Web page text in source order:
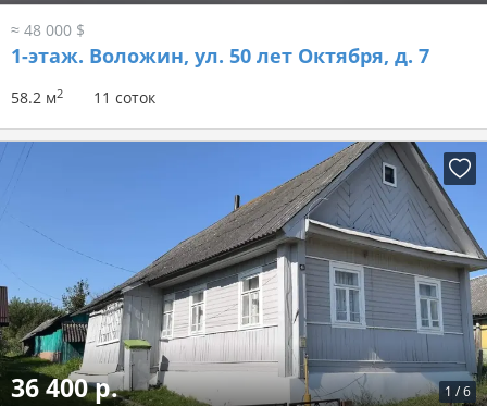
≈ 48 000 $
1-этаж. Воложин, ул. 50 лет Октября, д. 7
58.2 м2 11 соток
1 /6
36 400 р.